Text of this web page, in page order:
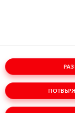
Речник
Условия за